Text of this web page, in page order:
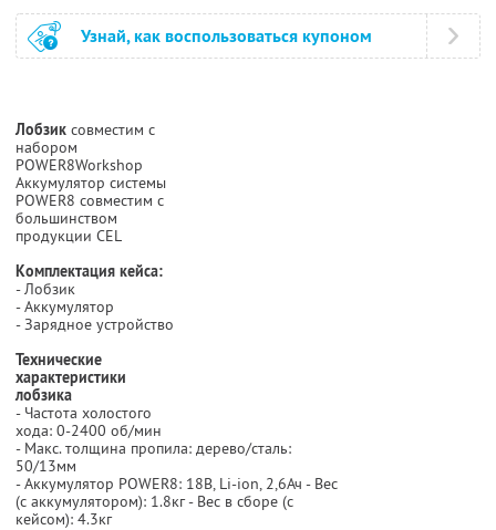
Узнай, как воспользоваться купоном
Лобзик совместим с
набором
POWER8Workshop
Аккумулятор системы
POWER8 совместим с
большинством
продукции CEL
Комплектация кейса:
- Лобзик
- Аккумулятор
- Зарядное устройство
Технические
характеристики
лобзика
- Частота холостого
хода: 0-2400 об/мин
- Макс. толщина пропила: дерево/сталь:
50/13мм
- Аккумулятор POWER8: 18В, Li-ion, 2,6Ач - Вес
(с аккумулятором): 1.8кг - Вес в сборе (с
кейсом): 4.3кг